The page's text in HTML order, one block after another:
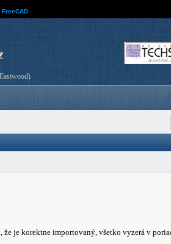
FreeCAD
je korektne importovaný, všetko vyzerá v